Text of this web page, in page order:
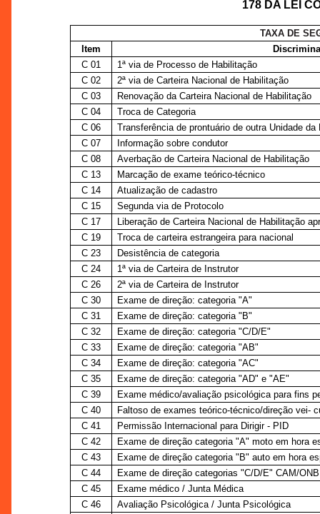
178 DA LEI
TAXA DE
Item
C 01
1ª via de Processo de Habilitação
C 02
2ª via de Carteira Nacional de Habilitação
C 03
Renovação da Carteira Nacional de Habilitação
C 04
Troca de Categoria
C 06
Transferência de prontuário de outra Unidade da
C 07
Informação sobre condutor
C 08
Averbação de Carteira Nacional de Habilitação
C 13
Marcação de exame teórico-técnico
C 14
Atualização de cadastro
C 15
Segunda via de Protocolo
C 17
Liberação de Carteira Nacional de Habilitação
C 19
Troca de carteira estrangeira para nacional
C 23
Desistência de categoria
C 24
1ª via de Carteira de Instrutor
C 26
2ª via de Carteira de Instrutor
C 30
Exame de direção: categoria "A"
C 31
Exame de direção: categoria "B"
C 32
Exame de direção: categoria "C/D/E"
C 33
Exame de direção: categoria "AB"
C 34
Exame de direção: categoria "AC"
C 35
Exame de direção: categoria "AD" e "AE"
C 39
Exame médico/avaliação psicológica para fins
C 40
Faltoso de exames teórico-técnico/direção vei-
C 41
Permissão Internacional para Dirigir - PID
C 42
Exame de direção categoria "A" moto em hora
C 43
Exame de direção categoria "B" auto em hora
C 44
Exame de direção categorias "C/D/E" CAM/
C 45
Exame médico / Junta Médica
C 46
Avaliação Psicológica / Junta Psicológica